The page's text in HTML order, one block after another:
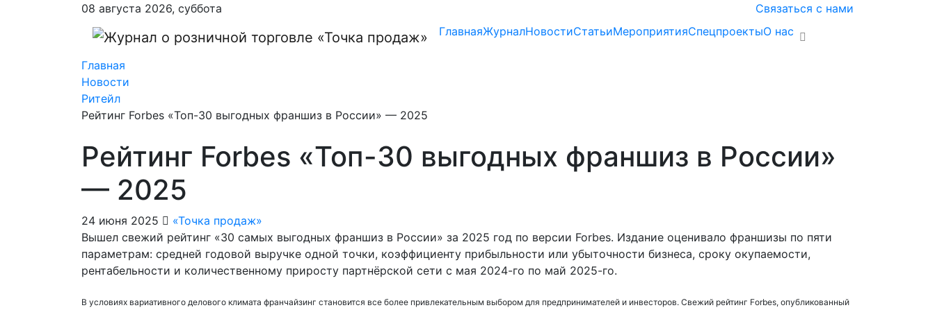
08 августа 2026, суббота
Связаться с нами
ГлавнаяЖурналНовостиСтатьиМероприятияСпецпроектыО нас
Главная
Новости
Ритейл
Рейтинг Forbes «Топ-30 выгодных франшиз в России» — 2025
Рейтинг Forbes «Топ-30 выгодных франшиз в России»
— 2025
24 июня 2025
«Точка продаж»
Вышел свежий рейтинг «30 самых выгодных франшиз в России» за 2025 год по версии Forbes. Издание оценивало франшизы по пяти
параметрам: средней годовой выручке одной точки, коэффициенту прибыльности или убыточности бизнеса, сроку окупаемости,
рентабельности и количественному приросту партнёрской сети с мая 2024-го по май 2025-го.
В условиях вариативного делового климата франчайзинг становится все более привлекательным выбором для предпринимателей и инвесторов. Свежий рейтинг Forbes, опубликованный